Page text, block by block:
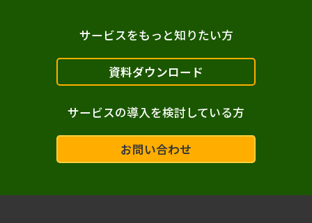
サービスをもっと知りたい方
資料ダウンロード
サービスの導入を検討している方
お問い合わせ